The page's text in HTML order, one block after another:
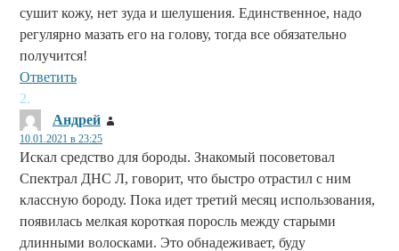
сушит кожу, нет зуда и шелушения. Единственное, надо
регулярно мазать его на голову, тогда все обязательно
получится!
Ответить
Андрей
10.01.2021 в 23:25
Искал средство для бороды. Знакомый посоветовал
Спектрал ДНС Л, говорит, что быстро отрастил с ним
классную бороду. Пока идет третий месяц использования,
появилась мелкая короткая поросль между старыми
длинными волосками. Это обнадеживает, буду